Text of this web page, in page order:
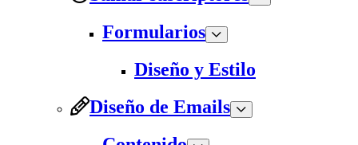
Formularios
Diseño y Estilo
Diseño de Emails